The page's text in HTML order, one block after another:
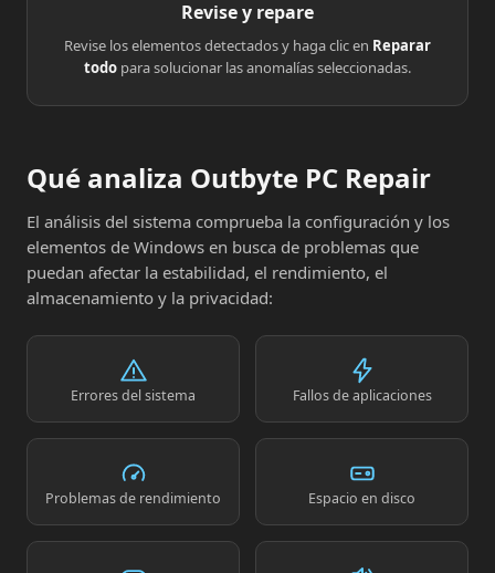
Revise y repare
Revise los elementos detectados y haga clic en Reparar
todo para solucionar las anomalías seleccionadas.
Qué analiza Outbyte PC Repair
El análisis del sistema comprueba la configuración y los
elementos de Windows en busca de problemas que
puedan afectar la estabilidad, el rendimiento, el
almacenamiento y la privacidad:
Errores del sistema Fallos de aplicaciones
Problemas de rendimiento Espacio en disco